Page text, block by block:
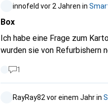
innofeld vor 2 Jahren in
Box
Ich habe eine Frage zum Karton dieser
wurden sie von Refurbishern
1
RayRay82 vor einem Jahrin